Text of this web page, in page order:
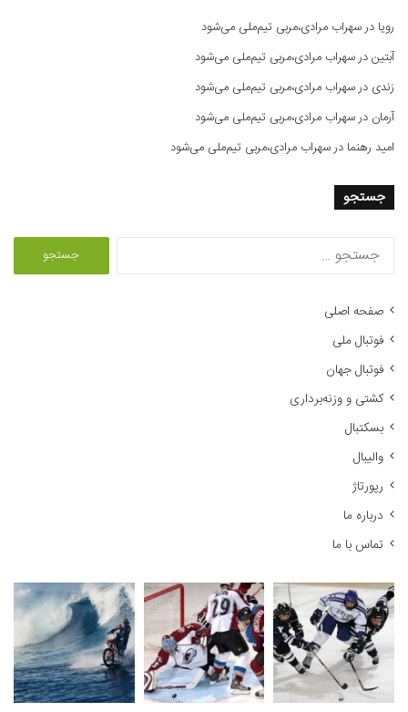
رویا درسهراب مرادی،مربی تیم‌ملی می‌شود
آبتیندرسهراب مرادی،مربی تیم‌ملی می‌شود
زندی درسهراب مرادی،مربی تیم‌ملی می‌شود
آرمان درسهراب مرادی،مربی تیم‌ملی می‌شود
امید رهنما درسهراب مرادی،مربی تیم‌ملی می‌شود
جستجو
ج
صفحه اصلی
فوتبال ملی
فوتبال جهان
کشتی و وزنه‌برداری
بسکتبال
والیبال
رپورتاژ
درباره ما
تماس با ما